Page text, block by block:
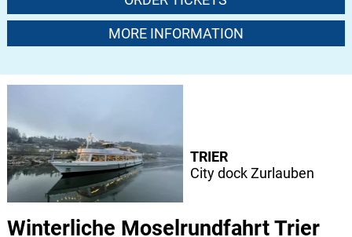
MORE INFORMATION
Winterliche Moselrundfahrt Trier
TRIER
City dock Zurlauben